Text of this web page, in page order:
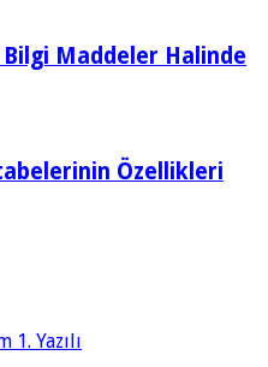
Maddeler Halinde
Özellikleri